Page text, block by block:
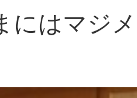
はマジ